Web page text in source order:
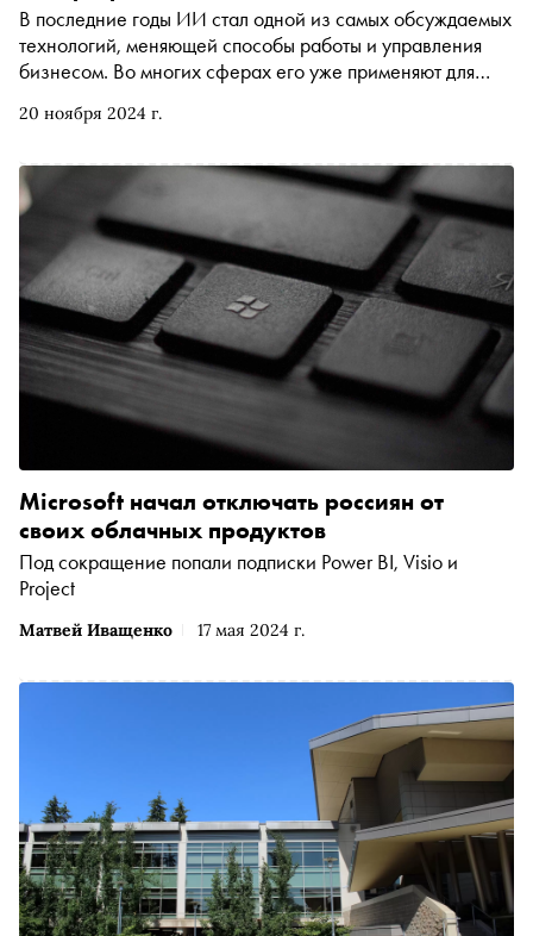
20 ноября 2024 г.
В последние годы ИИ стал одной из самых обсуждаемых
технологий, меняющей способы работы и управления
бизнесом. Во многих сферах его уже применяют для
решений. Этот тренд вызывает вопросы о том, сможет ли
операционных, но и на управленческих позициях, где
требуются стратегическое мышление, опыт и лидерские
качества. В рамках форума « Топ-1000. Лидеры эпохи
перемен » руководители крупных российских компаний
рассказали «Снобу» о том, как они видят роль ИИ в
управлении и какие задачи можно, а какие невозможно
передать алгоритмам
Матвей Иващенко 17 мая 2024 г.
Microsoft начал отключать россиян от
своих облачных продуктов
Под сокращение попали подписки Power BI, Visio и
Project